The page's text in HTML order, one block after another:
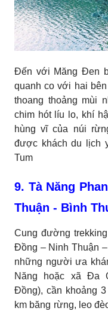
Đến với Măng Đen
quanh co với hai
thoang thoảng mùi
chim hót líu lo, khí
hùng vĩ của núi
được khách du lịch
Tum
9. Tà Năng
Thuận - Bình
Cung đường
Đồng – Ninh Thuận
những người ưa
Năng hoặc xã Đa
Đồng), cần khoảng
km băng rừng, leo